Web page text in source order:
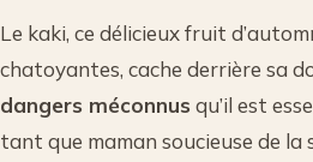
Le kaki, ce délicieux fruit
chatoyantes, cache derrière sa
dangers méconnus qu’il est
tant que maman soucieuse de la